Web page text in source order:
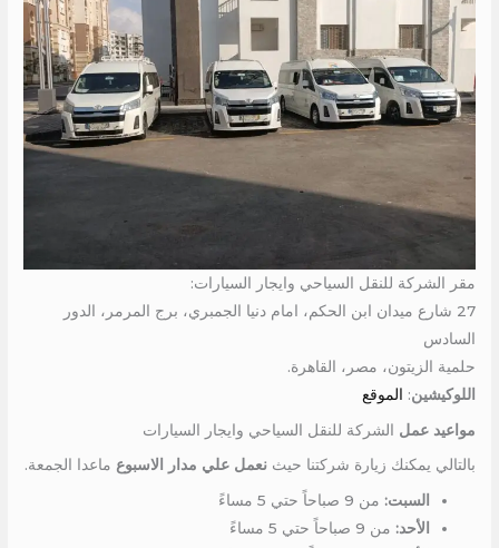
مقر الشركة للنقل السياحي وايجار السيارات:
27 شارع ميدان ابن الحكم، امام دنيا الجمبري، برج المرمر، الدور
السادس
حلمية الزيتون، مصر، القاهرة.
اللوكيشين: الموقع
مواعيد عمل الشركة للنقل السياحي وايجار السيارات
بالتالي يمكنك زيارة شركتنا حيثنعمل علي مدار الاسبوع ماعدا الجمعة.
السبت: من 9 صباحاً حتي 5 مساءً
الأحد: من 9 صباحاً حتي 5 مساءً